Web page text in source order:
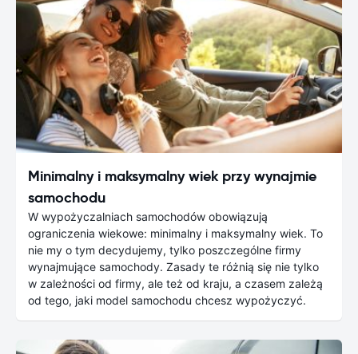
Minimalny i maksymalny wiek przy wynajmie
samochodu
W wypożyczalniach samochodów obowiązują
ograniczenia wiekowe: minimalny i maksymalny wiek. To
nie my o tym decydujemy, tylko poszczególne firmy
wynajmujące samochody. Zasady te różnią się nie tylko
w zależności od firmy, ale też od kraju, a czasem zależą
od tego, jaki model samochodu chcesz wypożyczyć.